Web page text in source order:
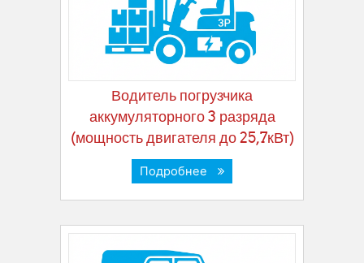
Водитель погрузчика
аккумуляторного 3 разряда
(мощность двигателя до 25,7кВт)
Подробнее